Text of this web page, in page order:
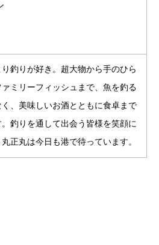
釣りが好き。超大物から手のひら
ミリーフィッシュまで、魚を釣る
く、美味しいお酒とともに食卓まで
釣りを通して出会う皆様を笑顔に
正丸は今日も港で待っています。